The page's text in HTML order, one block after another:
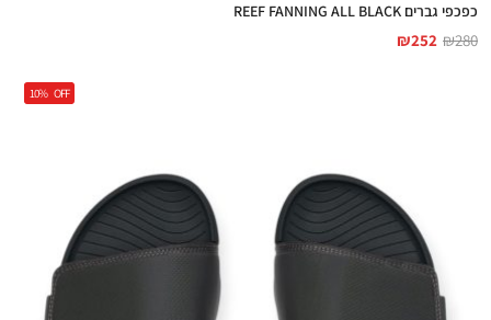
כפכפי גברים REEF FANNING ALL BLACK
₪280
₪252
10% OFF